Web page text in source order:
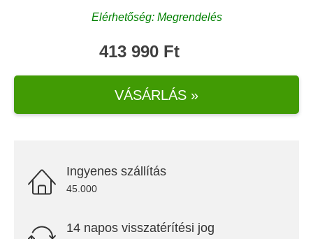
Elérhetőség: Megrendelés
413 990 Ft
VÁSÁRLÁS »
Ingyenes szállítás
45.000
14 napos visszatérítési jog